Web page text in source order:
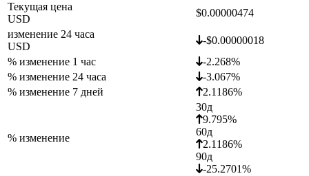
Текущая цена
USD
$0.00000474
изменение 24 часа
USD
-$0.00000018
% изменение 1 час
-2.268%
% изменение 24 часа
-3.067%
% изменение 7 дней
2.1186%
% изменение
30д
9.795%
60д
2.1186%
90д
-25.2701%